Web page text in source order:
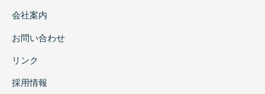
会社案内
お問い合わせ
リンク
採用情報